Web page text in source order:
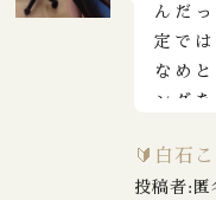
んだ
定で
なめ
ング
グ良
と…最
🔰白石
投稿者: